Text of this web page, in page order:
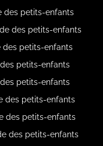
des petits-enfants
des petits-enfants
des petits-enfants
petits-enfants
petits-enfants
des petits-enfants
des petits-enfants
des petits-enfants